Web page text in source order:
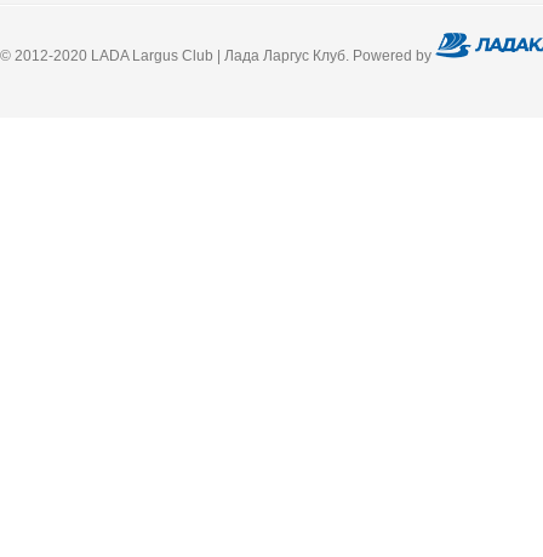
© 2012-2020 LADA Largus Club | Лада Ларгус Клуб. Powered by